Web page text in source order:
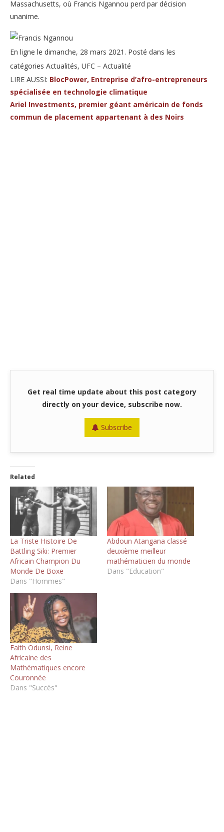
Massachusetts, où Francis Ngannou perd par décision
unanime.
En ligne le dimanche, 28 mars 2021. Posté dans les
catégories Actualités, UFC – Actualité
LIRE AUSSI: BlocPower, Entreprise d’afro-entrepreneurs
spécialisée en technologie climatique
Ariel Investments, premier géant américain de fonds
commun de placement appartenant à des Noirs
Get real time update about this post category
directly on your device, subscribe now.
Subscribe
Related
La Triste Histoire De
Battling Siki: Premier
Africain Champion Du
Monde De Boxe
Dans "Hommes"
Abdoun Atangana classé
deuxième meilleur
mathématicien du monde
Dans "Education"
Faith Odunsi, Reine
Africaine des
Mathématiques encore
Couronnée
Dans "Succès"